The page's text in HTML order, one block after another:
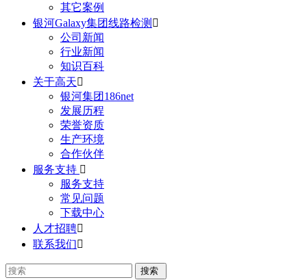
其它案例
银河Galaxy集团线路检测 
公司新闻
行业新闻
知识百科
关于高天
银河集团186net
发展历程
荣誉资质
生产环境
合作伙伴
服务支持 
服务支持
常见问题
下载中心
人才招聘
联系我们